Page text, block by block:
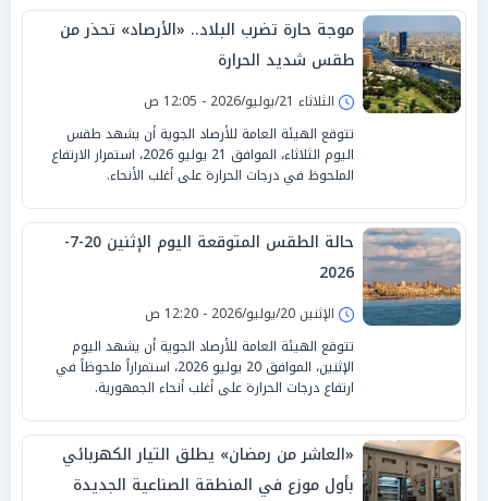
موجة حارة تضرب البلاد.. «الأرصاد» تحذر من
طقس شديد الحرارة
الثلاثاء 21/يوليو/2026 - 12:05 ص
تتوقع الهيئة العامة للأرصاد الجوية أن يشهد طقس
اليوم الثلاثاء، الموافق 21 يوليو 2026، استمرار الارتفاع
الملحوظ في درجات الحرارة على أغلب الأنحاء.
حالة الطقس المتوقعة اليوم الإثنين 20-7-
2026
الإثنين 20/يوليو/2026 - 12:20 ص
تتوقع الهيئة العامة للأرصاد الجوية أن يشهد اليوم
الإثنين، الموافق 20 يوليو 2026، استمراراً ملحوظاً في
ارتفاع درجات الحرارة على أغلب أنحاء الجمهورية.
«العاشر من رمضان» يطلق التيار الكهربائي
بأول موزع في المنطقة الصناعية الجديدة